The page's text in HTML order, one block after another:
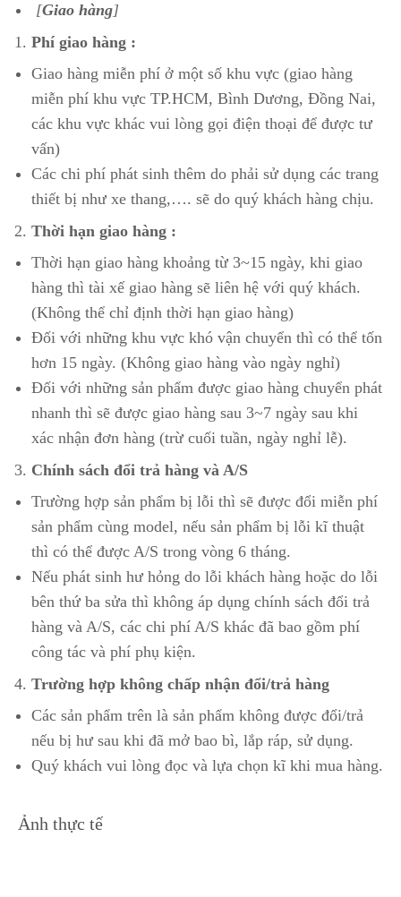
[Giao hàng]
Phí giao hàng :
Giao hàng miễn phí ở một số khu vực (giao hàng
miễn phí khu vực TP.HCM, Bình Dương, Đồng Nai,
các khu vực khác vui lòng gọi điện thoại để được tư
vấn)
Các chi phí phát sinh thêm do phải sử dụng các trang
thiết bị như xe thang,…. sẽ do quý khách hàng chịu.
Thời hạn giao hàng :
Thời hạn giao hàng khoảng từ 3~15 ngày, khi giao
hàng thì tài xế giao hàng sẽ liên hệ với quý khách.
(Không thể chỉ định thời hạn giao hàng)
Đối với những khu vực khó vận chuyển thì có thể tốn
hơn 15 ngày. (Không giao hàng vào ngày nghỉ)
Đối với những sản phẩm được giao hàng chuyển phát
nhanh thì sẽ được giao hàng sau 3~7 ngày sau khi
xác nhận đơn hàng (trừ cuối tuần, ngày nghỉ lễ).
Chính sách đổi trả hàng và A/S
Trường hợp sản phẩm bị lỗi thì sẽ được đổi miễn phí
sản phẩm cùng model, nếu sản phẩm bị lỗi kĩ thuật
thì có thể được A/S trong vòng 6 tháng.
Nếu phát sinh hư hỏng do lỗi khách hàng hoặc do lỗi
bên thứ ba sửa thì không áp dụng chính sách đổi trả
hàng và A/S, các chi phí A/S khác đã bao gồm phí
công tác và phí phụ kiện.
Trường hợp không chấp nhận đổi/trả hàng
Các sản phẩm trên là sản phẩm không được đổi/trả
nếu bị hư sau khi đã mở bao bì, lắp ráp, sử dụng.
Quý khách vui lòng đọc và lựa chọn kĩ khi mua hàng.
Ảnh thực tế